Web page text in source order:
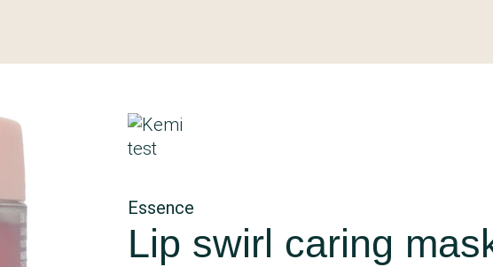
Essence
Lip swirl caring